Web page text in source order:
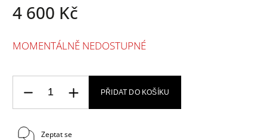
4 600 Kč
MOMENTÁLNĚ NEDOSTUPNÉ
PŘIDAT DO KOŠÍKU
Zeptat se